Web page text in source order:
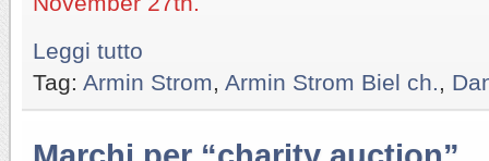
Leggi tutto
Tag: Armin Strom Armin Strom Biel ch.